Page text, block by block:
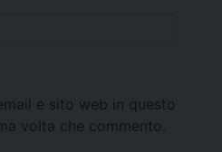
e sito web in questo
volta che commento.